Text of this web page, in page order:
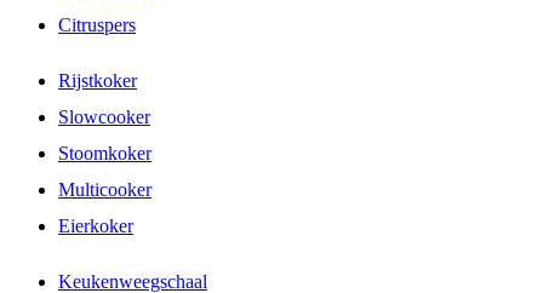
Citruspers
Rijstkoker
Slowcooker
Stoomkoker
Multicooker
Eierkoker
Keukenweegschaal